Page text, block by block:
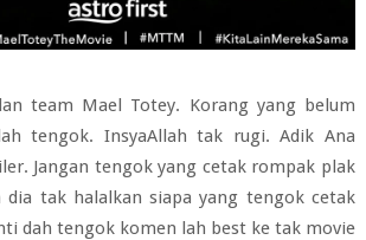
team Mael Totey. Korang yang belum
tengok. InsyaAllah tak rugi. Adik Ana
Jangan tengok yang cetak rompak plak
dia tak halalkan siapa yang tengok cetak
dah tengok komen lah best ke tak movie